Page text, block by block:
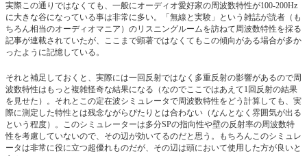
実際この通りではなくても、一般にオーディオ愛好家の周波数特性が100-200Hz
に大きな谷になっている事は非常に多い。「無線と実験」という雑誌が読者（も
ちろん相当のオーディオマニア）のリスニングルームを訪ねて周波数特性を採る
記事が連載されていたが、ここまで顕著ではなくてもこの傾向がある場合が多か
ったように記憶している。
それと補足しておくと、実際には一回反射ではなく多重反射の影響があるので周
波数特性はもっと複雑怪奇な結果になる（なのでここではあえて1回反射の結果
を見せた）。それとこの定在波シミュレータで周波数特性をどう計算しても、実
際に測定した特性とは残念ながらぴたりとは合わない（なんとなく雰囲気が出る
という程度）。このシミュレーターは多分SPの指向性や壁の反射率の周波数特
性を考慮していないので、その辺が効いてるのだと思う。もちろんこのシミュレ
ータは非常に役に立つ超優れものだが、その辺は頭において使用した方が良いと